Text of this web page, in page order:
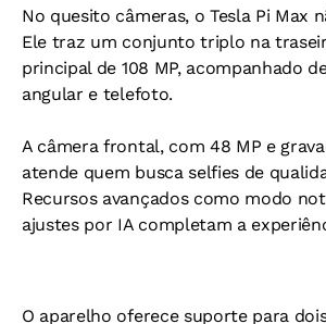
No quesito câmeras, o Tesla Pi Max
Ele traz um conjunto triplo na
principal de 108 MP, acompanhado
angular e telefoto.
A câmera frontal, com 48 MP e
atende quem busca selfies de
Recursos avançados como modo
ajustes por IA completam a
O aparelho oferece suporte para